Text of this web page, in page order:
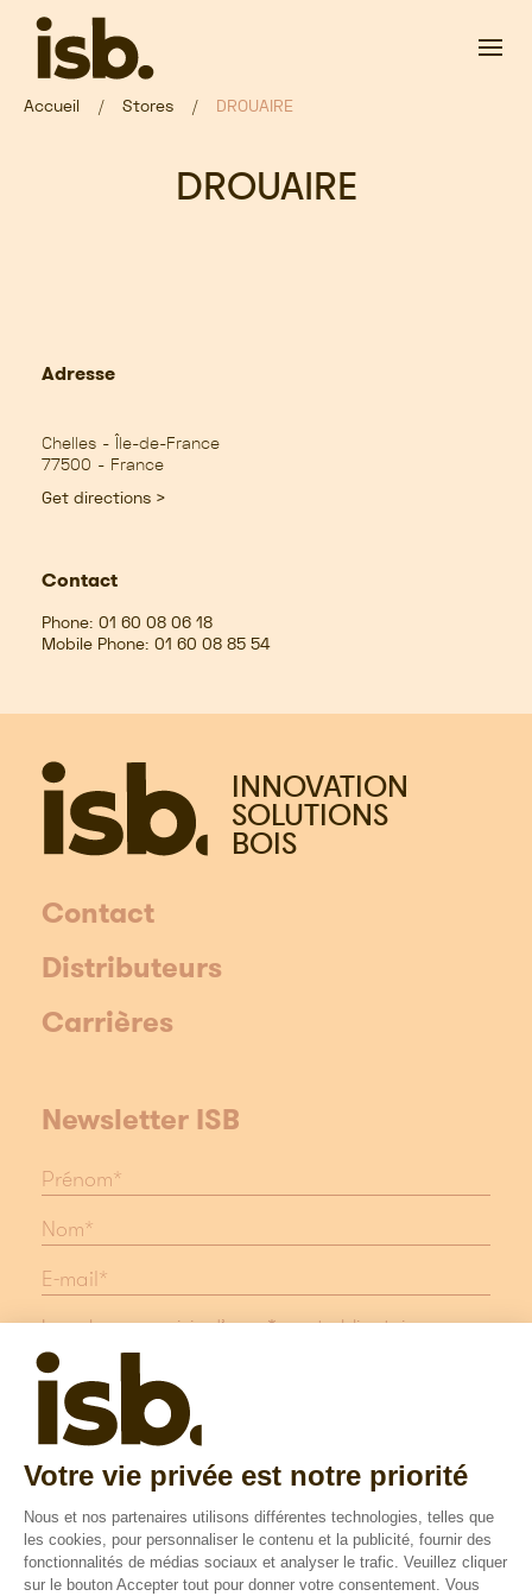
Passer au contenu principal
Accueil Stores DROUAIRE
DROUAIRE
Adresse
Chelles - Île-de-France
77500 - France
Get directions >
Contact
Phone: 01 60 08 06 18
Mobile Phone: 01 60 08 85 54
INNOVATION
SOLUTIONS
BOIS
Contact
Distributeurs
Carrières
Newsletter ISB
Les champs suivis d'une * sont obligatoires
Protection des données
Mentions légales
Suivez nous